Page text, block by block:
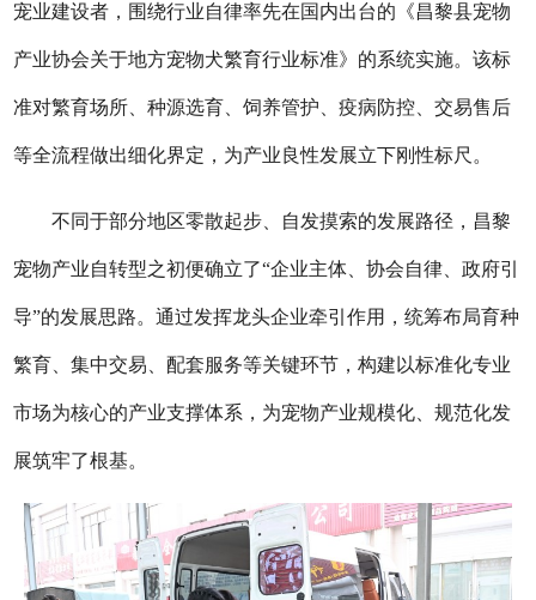
宠业建设者，围绕行业自律率先在国内出台的《昌黎县宠物
产业协会关于地方宠物犬繁育行业标准》的系统实施。该标
准对繁育场所、种源选育、饲养管护、疫病防控、交易售后
等全流程做出细化界定，为产业良性发展立下刚性标尺。
不同于部分地区零散起步、自发摸索的发展路径，昌黎
宠物产业自转型之初便确立了“企业主体、协会自律、政府引
导”的发展思路。通过发挥龙头企业牵引作用，统筹布局育种
繁育、集中交易、配套服务等关键环节，构建以标准化专业
市场为核心的产业支撑体系，为宠物产业规模化、规范化发
展筑牢了根基。